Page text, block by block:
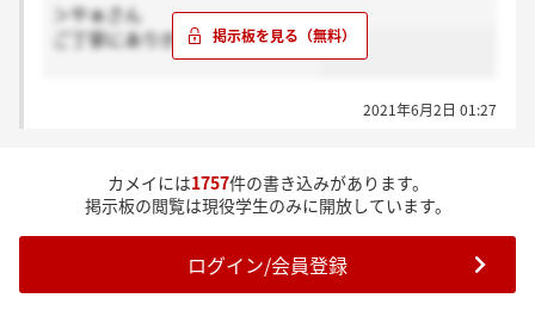
＞やぁさん
ご丁寧にありがとうございます！
2021年6月2日 01:27
カメイには1757件の書き込みがあります。
掲示板の閲覧は現役学生のみに開放しています。
ログイン/会員登録